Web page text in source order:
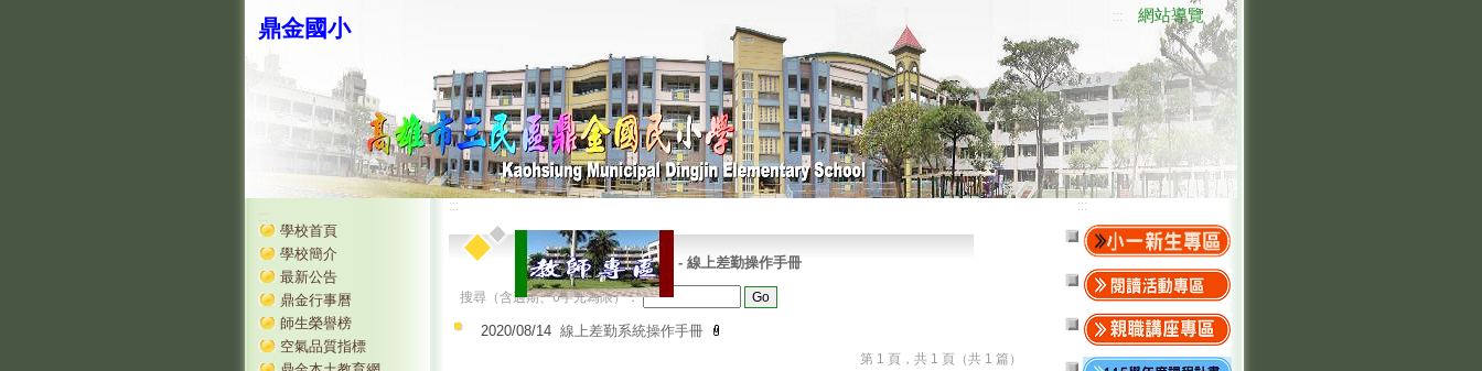
::: 網站導覽
鼎金國小
:::
學校首頁
學校簡介
最新公告
鼎金行事曆
師生榮譽榜
空氣品質指標
:::
- 線上差勤操作手冊
搜尋（含過期、6字元為限）：
2020/08/14 線上差勤系統操作手冊
第 1 頁，共 1 頁（共 1 篇）
:::